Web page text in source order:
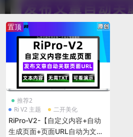
Ri V2 主题 二开美化
推荐2
RiPro-V2-【自定义内容+自动
生成页面+页面URL自动为文章
置顶